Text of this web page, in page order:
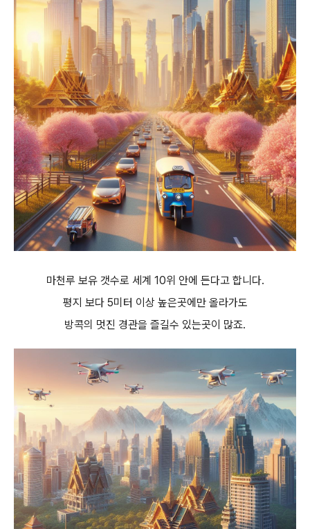
마천루 보유 갯수로 세계 10위 안에 든다고 합니다.
평지 보다 5미터 이상 높은곳에만 올라가도
방콕의 멋진 경관을 즐길수 있는곳이 많죠.